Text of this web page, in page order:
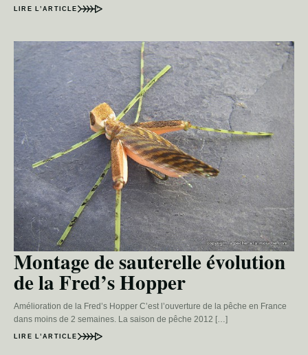
LIRE L’ARTICLE
Montage de sauterelle évolution
de la Fred’s Hopper
Amélioration de la Fred’s Hopper C’est l’ouverture de la pêche en France
dans moins de 2 semaines. La saison de pêche 2012 […]
LIRE L’ARTICLE